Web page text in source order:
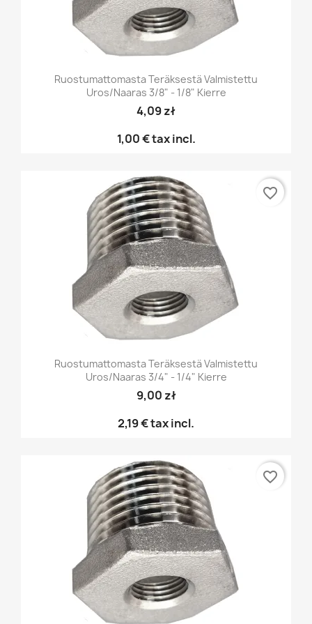
Ruostumattomasta Teräksestä Valmistettu
Uros/naaras 3/8" - 1/8" Kierre
4,09 zł
1,00 €tax incl.
Ruostumattomasta Teräksestä Valmistettu
Uros/naaras 3/4" - 1/4" Kierre
9,00 zł
2,19 €tax incl.
favorite_border
favorite_border